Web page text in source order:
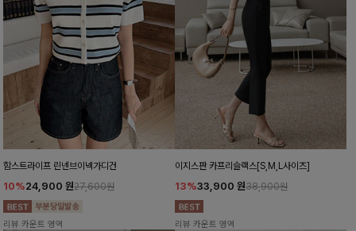
함스트라이프 린넨브이넥가디건
10%24,900 원27,600원
리뷰 카운트 영역
이지스판 카프리슬랙스[S,M,L사이즈]
13%33,900 원38,900원
리뷰 카운트 영역